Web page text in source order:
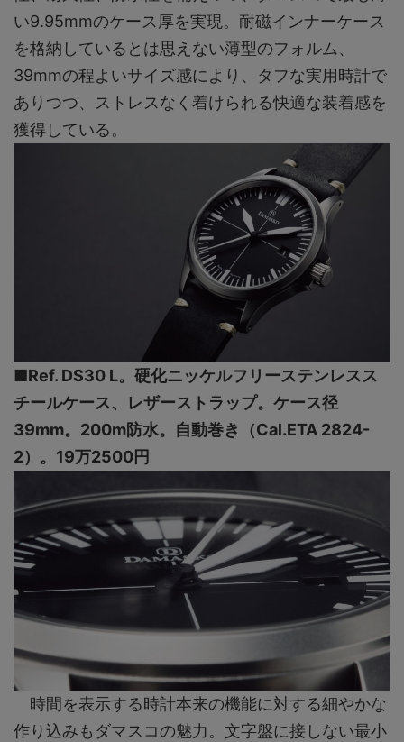
い9.95mmのケース厚を実現。耐磁インナーケース
を格納しているとは思えない薄型のフォルム、
39mmの程よいサイズ感により、タフな実用時計で
ありつつ、ストレスなく着けられる快適な装着感を
獲得している。
■Ref. DS30 L。硬化ニッケルフリーステンレスス
チールケース、レザーストラップ。ケース径
39mm。200m防水。自動巻き（Cal.ETA 2824-
2）。19万2500円
時間を表示する時計本来の機能に対する細やかな
作り込みもダマスコの魅力。文字盤に接しない最小